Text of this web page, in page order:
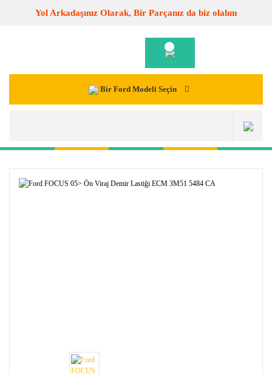
Yol Arkadaşınız Olarak, Bir Parçanız da biz olalım
Bir Ford Modeli Seçin